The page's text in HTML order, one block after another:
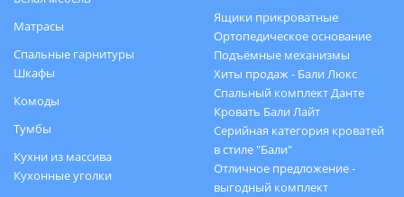
Матрасы
Спальные гарнитуры
Шкафы
Комоды
Тумбы
Кухни из массива
Кухонные уголки
Ящики прикроватные
Ортопедическое основание
Подъёмные механизмы
Хиты продаж - Бали Люкс
Спальный комплект Данте
Кровать Бали Лайт
Серийная категория кроватей
в стиле "Бали"
Отличное предложение -
выгодный комплект